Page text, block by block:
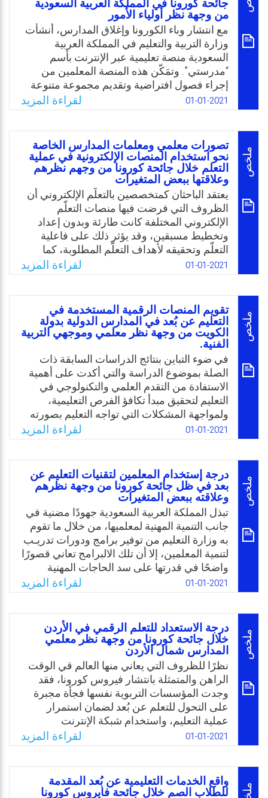
مع معلميهم والرد المباشر على تساؤلاتهم؛ كما
وأثر التدريس غير المباشر (أي عن بُعد) على
أساليب التقويم والتقييم التقليدية، نظرًا لعدم
وجود الطالب وجهًا لوجه أمام المعلم، وهذا ما
تعالجه هذه الورقة البحثية.
WhatsApp
Facebook
Twitter
Email
جائحة كورونا في المملكة العربية السعودية
من وجهة نظر أولياء الأمور
مع انتشار وباء الكورونا وإغلاق المدارس، أنشأت
وزارة التربية والتعليم في المملكة العربية
السعودية منصة تعليمية عبر الإنترنت بأسم
“مدرستي”. وتمَكّن هذه المنصة المعلمين من
إجراء فصول افتراضية وتقديم مجموعة متنوعة
من المحتوى، مثل مقاطع الفيديو التعليمية
والكتب المدرسية وأوراق العمل والعروض
التقديمية المناسبة لكافة مستويات الطلبة. وتتيح
المنصة أيضًا للمعلمين والطلبة وأولياء الأمور
التواصل. وعليه، فمن المهم فهم أثر الانتقال إلى
التعلم عبر الإنترنت على التواصل بين المعلمين
والطلبة، وعلى إنتاجية الطلاب. ومن خلال التطور
التكنولوجي الحالي نتجت إمكانية التواصل وزادت
فرص التعلم عبر الإنترنت، ومن المرجح تكرار
العملية مستقبلًا. ولذلك، يُعد تحسين الاتصال عبر
الإنترنت بين المعلمين والطلاب أمرًا حيويًا
ويساعد في ضمان التعلم والإنتاجية الفعّالة حتى
في الظروف القاسية، وهذا ما تعالجه هذه
الدراسة.
WhatsApp
Facebook
Twitter
Email
01-01-2021 لقراءة المزيد
ملخص
تصورات معلمي ومعلمات المدارس الخاصة
نحو استخدام المنصات الإلكترونية في عملية
التعلم خلال جائحة كورونا من وجهم نظرهم
وعلاقتها ببعض المتغيرات
يعتقد الباحثان كمتخصصين بالتعلّم الإلكتروني أن
الظروف التي فرضت فيها منصات التعلّم
الإلكتروني المختلفة كانت طارئة وبدون إعداد
وتخطيط مسبقين، وقد يؤثر ذلك على فاعلية
التعلّم وتحقيقه لأهداف التعلّم المطلوبة، كما
شعر الباحثان بتلك المعضلة كونهما وليا أمر حيث
أن أبناءهم خضعوا للدراسة عن بُعد، وعاشوا تلك
التجربة بكافة إجراءاتها سواء كانت صحيحة أو
خاطئة، بالإضافة لذلك يعتقد أن الانتقال إلى التعلم
الإلكتروني يمكن أن يؤثر بشكل كبير على العملية
التعليمية وعلى تصور المعلمين حول استخدام
الإنترنت بعملية التدريس وانعكاسه على تعلم
طلابهم، ويعتبر ذلك أساس هذا البحث، حيث اعتبر
بأنه من المهم والضروري تحليل ما إذا كان
المعلمين قد تكيفوا للتعلّم الإلكتروني ومدى
رضاهم عن هذه التجربة الحصرية عبر الإنترنت.
WhatsApp
Facebook
Twitter
Email
01-01-2021 لقراءة المزيد
ملخص
تقويم المنصات الرقمية المستخدمة في
التعليم عن بُعد في المدارس الدولية بدولة
الکويت من وجهة نظر معلمي وموجهي التربية
الفنية.
في ضوء التباين بنتائج الدراسات السابقة ذات
الصلة بموضوع الدراسة والتي أكدت على أهمية
الاستفادة من التقدم العلمي والتكنولوجي في
التعليم لتحقيق مبدأ تكافؤ الفرص التعليمية،
ولمواجهة المشكلات التي تواجه التعليم بصورته
التقليدية، ومن خلال استخدام أدوات التعليم عن
بُعد ومنها المنصات الرقمية كبيئة تعليمية موازية
أو بديلة للتعليم النظامي، سعى البحث الحالي إلى
تقويم المنصات الرقمية المستخدمة في التعليم
عن بُعد في المدارس الدولية بدولة الكويت من
وجهة نظر معلمي وموجهي التربية الفنية من
خلال السؤال الرئيس التالي: ما مدى تحقيق
معايير تقويم المنصات الرقمية المستخدمة في
التعليم عن بُعد في المدارس الدولية بدولة
الکويت من وجهة نظر معلمي وموجهي التربية
الفنية؟
WhatsApp
Facebook
Twitter
Email
01-01-2021 لقراءة المزيد
ملخص
درجة إستخدام المعلمين لتقنيات التعليم عن
بعد في ظل جائحة كورونا من وجهة نظرهم
وعلاقته ببعض المتغيرات
تبذل المملكة العربية السعودية جهودًا مضنية في
جانب التنمية المهنية لمعلميها، من خلال ما تقوم
به وزارة التعليم من توفير برامج ودورات تدريـب
لتنمية المعلمين، إلا أن تلك الالبرامج تعاني قصورًا
واضحًا في قدرتها على سد الحاجات المهنية
الخاصة بالمعلمين، كما أنها في منأى عن التقنيات
التدريبية المستحدثة، كما أنها تهمل عنصر مناسبة
الزمان والمكان لطبيعة العملية التدريبية في
الجانب التربوي، بالإضافة إلى عدم وجود توجه
واضح وصريح يولي اهتماما للمعلم حديث الخبرة
يعمل على تجنـب محدودية تأثير البرامج المتبعة
لإعداده، بجانـب تدني مستويات الخريجين
والضعـف الذي تعانيـه عمليـة تدريـب المعلمين
أثناء الخدمة، حيـث تتسم البرامج التدريبية بضعف
برامج الإعداد بها، وتدني مستويات التخطيـط لها،
وقصور تنفيذهـا، ومحدوديـة الـدورات التدريبيـة،
وعلى وجـه الخصـوص مـن خـلال تقنيـات
الاتصـال المسـتحدثة.
WhatsApp
Facebook
Twitter
Email
01-01-2021 لقراءة المزيد
ملخص
درجة الاستعداد للتعلم الرقمي في الأردن
خلال جائحة کورونا من وجهة نظر معلمي
المدارس شمال الأردن
نظرًا للظروف التي يعاني منها العالم قي الوقت
الراهن والمتمثلة بانتشار فيروس كورونا، فقد
وجدت المؤسسات التربوية نفسها فجأة مجبرة
على التحول للتعلم عن بُعد لضمان استمرار
عملية التعليم، واستخدام شبكة الإنترنت
والهواتف الذكية والحواسيب للتواصل، وقد لاحظ
الباحث من خلال عمله الميداني عدم وجود
كفايات في المهارات لدى الطلبة والمعلمين،
وعدم وجود الكفاية من الأجهزة لتغطية عملية
التعلم عن بُعد، وبأن عدد كبير من الطلبة
01-01-2021 لقراءة المزيد
واقع الخدمات التعليمية عن بُعد المقدمة
للطلاب الصم خلال جائحة فايروس كورونا